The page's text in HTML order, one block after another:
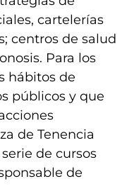
cartelerías
centros de salud
Para los
hábitos de
públicos y que
de Tenencia
de cursos
de